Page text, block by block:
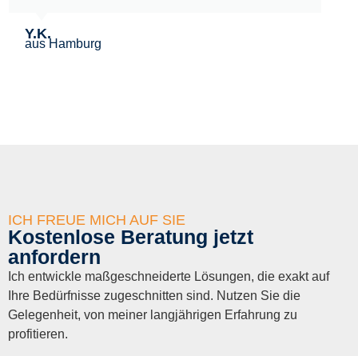
Y.K.
aus Hamburg
ICH FREUE MICH AUF SIE
Kostenlose Beratung jetzt
anfordern
Ich entwickle maßgeschneiderte Lösungen, die exakt auf
Ihre Bedürfnisse zugeschnitten sind. Nutzen Sie die
Gelegenheit, von meiner langjährigen Erfahrung zu
profitieren.